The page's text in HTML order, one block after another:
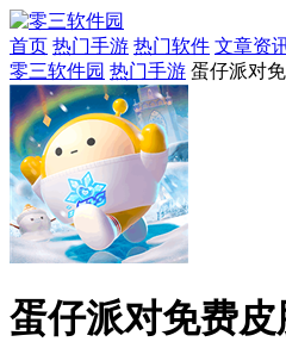
首页 热门手游 热门软件 文章资
零三软件园 热门手游 蛋仔派对
蛋仔派对免费皮